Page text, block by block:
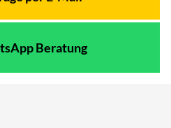
Beratung